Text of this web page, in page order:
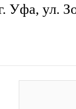
Уфа, ул.